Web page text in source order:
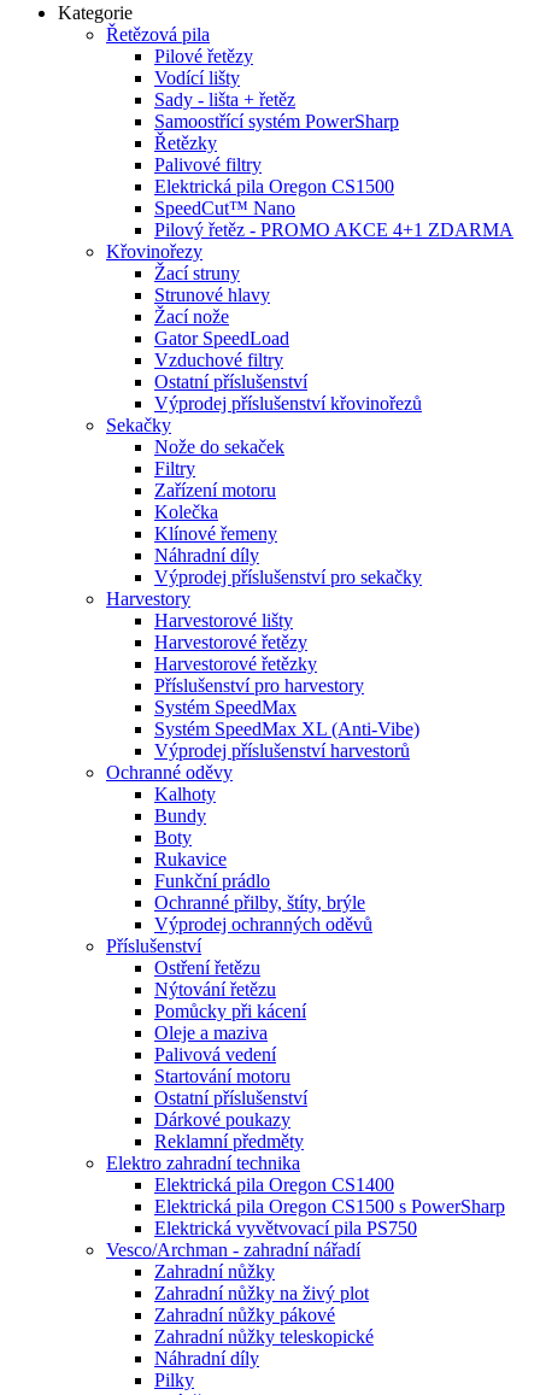
Kategorie
Řetězová pila
Pilové řetězy
Vodící lišty
Sady - lišta + řetěz
Samoostřící systém PowerSharp
Řetězky
Palivové filtry
Elektrická pila Oregon CS1500
SpeedCut™ Nano
Pilový řetěz - PROMO AKCE 4+1 ZDARMA
Křovinořezy
Žací struny
Strunové hlavy
Žací nože
Gator SpeedLoad
Vzduchové filtry
Ostatní příslušenství
Výprodej příslušenství křovinořezů
Sekačky
Nože do sekaček
Filtry
Zařízení motoru
Kolečka
Klínové řemeny
Náhradní díly
Výprodej příslušenství pro sekačky
Harvestory
Harvestorové lišty
Harvestorové řetězy
Harvestorové řetězky
Příslušenství pro harvestory
Systém SpeedMax
Systém SpeedMax XL (Anti-Vibe)
Výprodej příslušenství harvestorů
Ochranné oděvy
Kalhoty
Bundy
Boty
Rukavice
Funkční prádlo
Ochranné přilby, štíty, brýle
Výprodej ochranných oděvů
Příslušenství
Ostření řetězu
Nýtování řetězu
Pomůcky při kácení
Oleje a maziva
Palivová vedení
Startování motoru
Ostatní příslušenství
Dárkové poukazy
Reklamní předměty
Elektro zahradní technika
Elektrická pila Oregon CS1400
Elektrická pila Oregon CS1500 s PowerSharp
Elektrická vyvětvovací pila PS750
Vesco/Archman - zahradní nářadí
Zahradní nůžky
Zahradní nůžky na živý plot
Zahradní nůžky pákové
Zahradní nůžky teleskopické
Náhradní díly
Pilky